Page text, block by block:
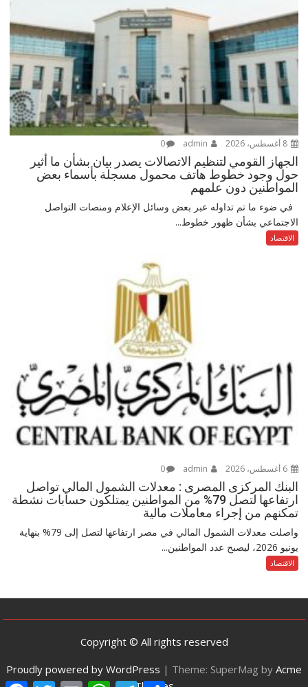
8 أغسطس، 2026 0
الجهاز القومي لتنظيم الاتصالات يصدر بيان بشأن ما أثير
حول وجود خطوط هاتف محمول مسجلة بأسماء بعض
المواطنين دون علمهم
في ضوء ما تم تداوله عبر بعض وسائل الإعلام ومنصات التواصل
الاجتماعي بشأن ظهور خطوط...
الاقتصاد
6 أغسطس، 2026 0
البنك المركزى المصرى : معدلات الشمول المالي تواصل
ارتفاعها لتصل 79% من المواطنين يمتلكون حسابات نشطة
تمكنهم من إجراء معاملات مالية
واصلت معدلات الشمول المالي في مصر ارتفاعها لتصل إلى 79% بنهاية
يونيو 2026، ليصبح عدد المواطنين...
الاقتصاد
Copyright © All rights reserved
Proudly powered by WordPress | Theme: SuperMag by Acme